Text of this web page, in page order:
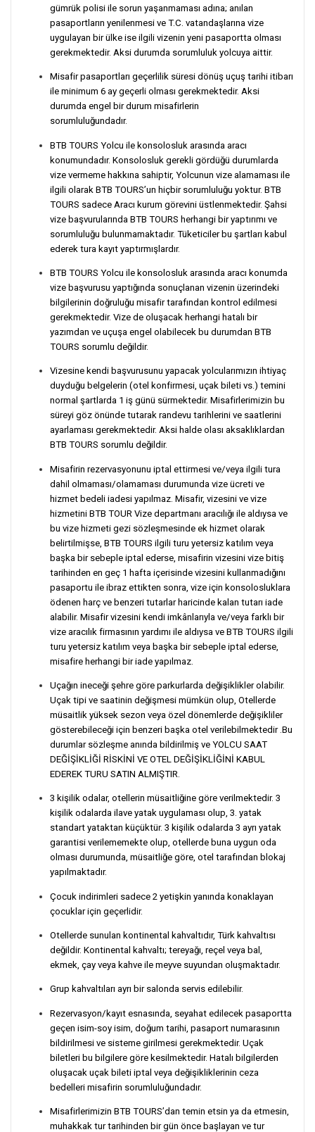
gümrük polisi ile sorun yaşanmaması adına; anılan
pasaportların yenilenmesi ve T.C. vatandaşlarına vize
uygulayan bir ülke ise ilgili vizenin yeni pasaportta olması
gerekmektedir. Aksi durumda sorumluluk yolcuya aittir.
Misafir pasaportları geçerlilik süresi dönüş uçuş tarihi itibarı
ile minimum 6 ay geçerli olması gerekmektedir. Aksi
durumda engel bir durum misafirlerin
sorumluluğundadır.
BTB TOURS Yolcu ile konsolosluk arasında aracı
konumundadır. Konsolosluk gerekli gördüğü durumlarda
vize vermeme hakkına sahiptir, Yolcunun vize alamaması ile
ilgili olarak BTB TOURS’un hiçbir sorumluluğu yoktur. BTB
TOURS sadece Aracı kurum görevini üstlenmektedir. Şahsi
vize başvurularında BTB TOURS herhangi bir yaptırımı ve
sorumluluğu bulunmamaktadır. Tüketiciler bu şartları kabul
ederek tura kayıt yaptırmışlardır.
BTB TOURS Yolcu ile konsolosluk arasında aracı konumda
vize başvurusu yaptığında sonuçlanan vizenin üzerindeki
bilgilerinin doğruluğu misafir tarafından kontrol edilmesi
gerekmektedir. Vize de oluşacak herhangi hatalı bir
yazımdan ve uçuşa engel olabilecek bu durumdan BTB
TOURS sorumlu değildir.
Vizesine kendi başvurusunu yapacak yolcularımızın ihtiyaç
duyduğu belgelerin (otel konfirmesi, uçak bileti vs.) temini
normal şartlarda 1 iş günü sürmektedir. Misafirlerimizin bu
süreyi göz önünde tutarak randevu tarihlerini ve saatlerini
ayarlaması gerekmektedir. Aksi halde olası aksaklıklardan
BTB TOURS sorumlu değildir.
Misafirin rezervasyonunu iptal ettirmesi ve/veya ilgili tura
dahil olmaması/olamaması durumunda vize ücreti ve
hizmet bedeli iadesi yapılmaz. Misafir, vizesini ve vize
hizmetini BTB TOUR Vize departmanı aracılığı ile aldıysa ve
bu vize hizmeti gezi sözleşmesinde ek hizmet olarak
belirtilmişse, BTB TOURS ilgili turu yetersiz katılım veya
başka bir sebeple iptal ederse, misafirin vizesini vize bitiş
tarihinden en geç 1 hafta içerisinde vizesini kullanmadığını
pasaportu ile ibraz ettikten sonra, vize için konsolosluklara
ödenen harç ve benzeri tutarlar haricinde kalan tutarı iade
alabilir. Misafir vizesini kendi imkânlarıyla ve/veya farklı bir
vize aracılık firmasının yardımı ile aldıysa ve BTB TOURS ilgili
turu yetersiz katılım veya başka bir sebeple iptal ederse,
misafire herhangi bir iade yapılmaz.
Uçağın ineceği şehre göre parkurlarda değişiklikler olabilir.
Uçak tipi ve saatinin değişmesi mümkün olup, Otellerde
müsaitlik yüksek sezon veya özel dönemlerde değişikliler
gösterebileceği için benzeri başka otel verilebilmektedir .Bu
durumlar sözleşme anında bildirilmiş ve YOLCU SAAT
DEĞİŞİKLİĞİ RİSKİNİ VE OTEL DEĞİŞİKLİĞİNİ KABUL
EDEREK TURU SATIN ALMIŞTIR.
3 kişilik odalar, otellerin müsaitliğine göre verilmektedir. 3
kişilik odalarda ilave yatak uygulaması olup, 3. yatak
standart yataktan küçüktür. 3 kişilik odalarda 3 ayrı yatak
garantisi verilememekte olup, otellerde buna uygun oda
olması durumunda, müsaitliğe göre, otel tarafından blokaj
yapılmaktadır.
Çocuk indirimleri sadece 2 yetişkin yanında konaklayan
çocuklar için geçerlidir.
Otellerde sunulan kontinental kahvaltıdır, Türk kahvaltısı
değildir. Kontinental kahvaltı; tereyağı, reçel veya bal,
ekmek, çay veya kahve ile meyve suyundan oluşmaktadır.
Grup kahvaltıları ayrı bir salonda servis edilebilir.
Rezervasyon/kayıt esnasında, seyahat edilecek pasaportta
geçen isim-soy isim, doğum tarihi, pasaport numarasının
bildirilmesi ve sisteme girilmesi gerekmektedir. Uçak
biletleri bu bilgilere göre kesilmektedir. Hatalı bilgilerden
oluşacak uçak bileti iptal veya değişikliklerinin ceza
bedelleri misafirin sorumluluğundadır.
Misafirlerimizin BTB TOURS’dan temin etsin ya da etmesin,
muhakkak tur tarihinden bir gün önce başlayan ve tur